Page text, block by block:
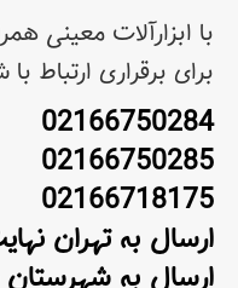
با ابزارآلات معینی
برای برقراری ارتباط
02166750284
02166750285
02166718175
ارسال به تهران نهایت 24 ساعت
ارسال به شهرستان نهایت 48